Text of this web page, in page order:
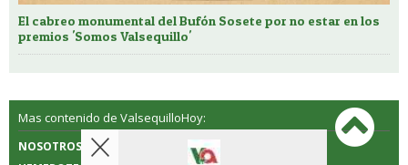
El cabreo monumental del Bufón Sosete por no estar en los
premios 'Somos Valsequillo'
Mas contenido de ValsequilloHoy:
NOSOTROS
CONTACTO